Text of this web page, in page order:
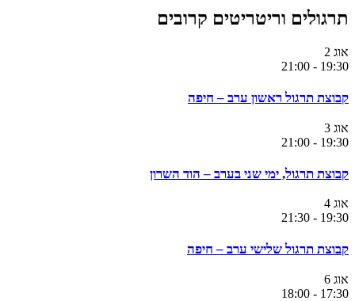
תרגולים וריטריטים קרובים
אוג 2
19:30
-
21:00
קבוצת תרגול ראשון ערב – חיפה
אוג 3
19:30
-
21:00
קבוצת תרגול, ימי שני בערב – הוד השרון
אוג 4
19:30
-
21:30
קבוצת תרגול שלישי ערב – חיפה
אוג 6
17:30
-
18:00